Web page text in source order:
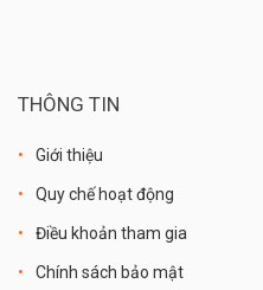
THÔNG TIN
Giới thiệu
Quy chế hoạt động
Điều khoản tham gia
Chính sách bảo mật